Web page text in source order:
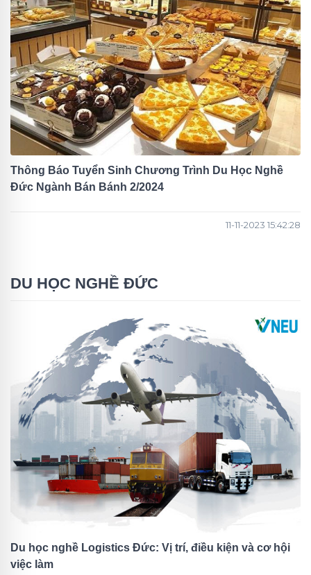
Thông Báo Tuyển Sinh Chương Trình Du Học Nghề
Đức Ngành Bán Bánh 2/2024
11-11-2023 15:42:28
DU HỌC NGHỀ ĐỨC
Du học nghề Logistics Đức: Vị trí, điều kiện và cơ hội
việc làm